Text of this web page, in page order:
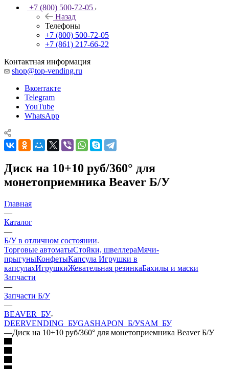
+7 (800) 500-72-05
Назад
Телефоны
+7 (800) 500-72-05
+7 (861) 217-66-22
Контактная информация
shop@top-vending.ru
Вконтакте
Telegram
YouTube
WhatsApp
Диск на 10+10 руб/360° для
монетоприемника Beaver Б/У
Главная
—
Каталог
—
Б/У в отличном состоянии
Торговые автоматыСтойки, швеллераМячи-
прыгуныКонфетыКапсула Игрушки в
капсулахИгрушкиЖевательная резинкаБахилы и маски
Запчасти
—
Запчасти Б/У
—
BEAVER_БУ
DEERVENDING_БУGASHAPON_Б/УSAM_БУ
—Диск на 10+10 руб/360° для монетоприемника Beaver Б/У